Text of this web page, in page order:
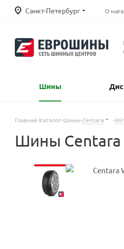
Санкт-Петербург О
Шины
Главная-Каталог-Шины-Centara -
Шины Centara